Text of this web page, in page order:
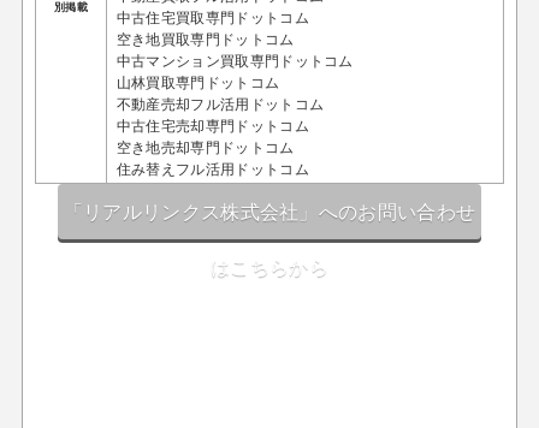
別掲載
中古住宅買取専門ドットコム
空き地買取専門ドットコム
中古マンション買取専門ドットコム
山林買取専門ドットコム
不動産売却フル活用ドットコム
中古住宅売却専門ドットコム
空き地売却専門ドットコム
住み替えフル活用ドットコム
「リアルリンクス株式会社」へのお問い合わせ
はこちらから